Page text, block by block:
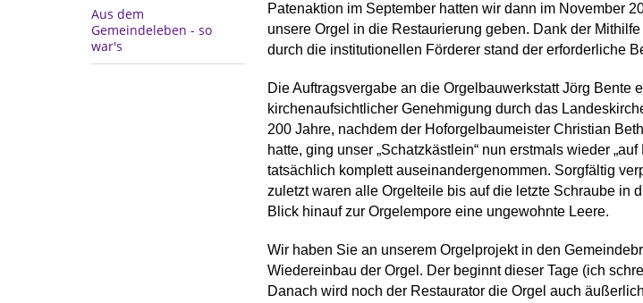
Aus dem
Gemeindeleben - so
war's
Patenaktion im September hatten wir dann im November
unsere Orgel in die Restaurierung geben. Dank der
durch die institutionellen Förderer stand der erforderliche
Die Auftragsvergabe an die Orgelbauwerkstatt Jörg Bente
kirchenaufsichtlicher Genehmigung durch das
200 Jahre, nachdem der Hoforgelbaumeister Christian
hatte, ging unser „Schatzkästlein“ nun erstmals wieder
tatsächlich komplett auseinandergenommen. Sorgfältig
zuletzt waren alle Orgelteile bis auf die letzte Schraube in
Blick hinauf zur Orgelempore eine ungewohnte Leere.
Wir haben Sie an unserem Orgelprojekt in den
Wiedereinbau der Orgel. Der beginnt dieser Tage (ich
Danach wird noch der Restaurator die Orgel auch